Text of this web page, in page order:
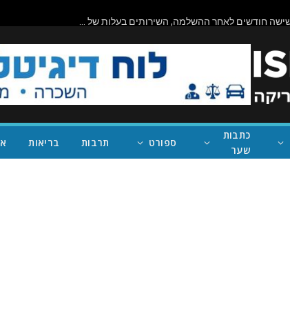
ביורוקרטיה בפעולה: שישה חודשים לאחר ההשלמה, השירותים בעלות של מיליון דולר בראניון קניון – במחוז של נית'יה ראמן – עדיין סגורים
כתבות
שער
ספורט תרבות בריאות